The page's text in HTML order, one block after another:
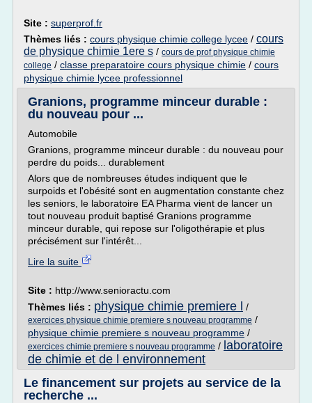
Site : superprof.fr
Thèmes liés : cours physique chimie college lycee / cours
de physique chimie 1ere s / cours de prof physique chimie
college / classe preparatoire cours physique chimie / cours
physique chimie lycee professionnel
Granions, programme minceur durable :
du nouveau pour ...
Automobile
Granions, programme minceur durable : du nouveau pour
perdre du poids... durablement
Alors que de nombreuses études indiquent que le
surpoids et l'obésité sont en augmentation constante chez
les seniors, le laboratoire EA Pharma vient de lancer un
tout nouveau produit baptisé Granions programme
minceur durable, qui repose sur l'oligothérapie et plus
précisément sur l'intérêt...
Lire la suite
Site : http://www.senioractu.com
Thèmes liés : physique chimie premiere l /
exercices physique chimie premiere s nouveau programme /
physique chimie premiere s nouveau programme /
exercices chimie premiere s nouveau programme / laboratoire
de chimie et de l environnement
Le financement sur projets au service de la
recherche ...